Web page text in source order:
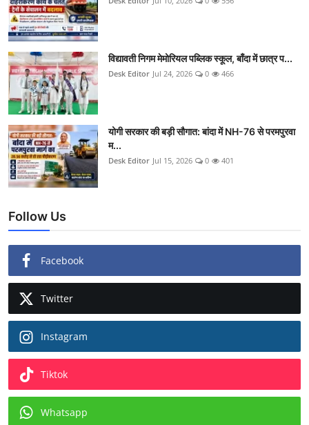
विद्यावती निगम मेमोरियल पब्लिक स्कूल, बाँदा में छात्र प...
Desk Editor Jul 24, 2026 0 466
योगी सरकार की बड़ी सौगात: बांदा में NH-76 से परमपुरवा
म...
Desk Editor Jul 15, 2026 0 401
Follow Us
Facebook
Twitter
Instagram
Tiktok
Whatsapp